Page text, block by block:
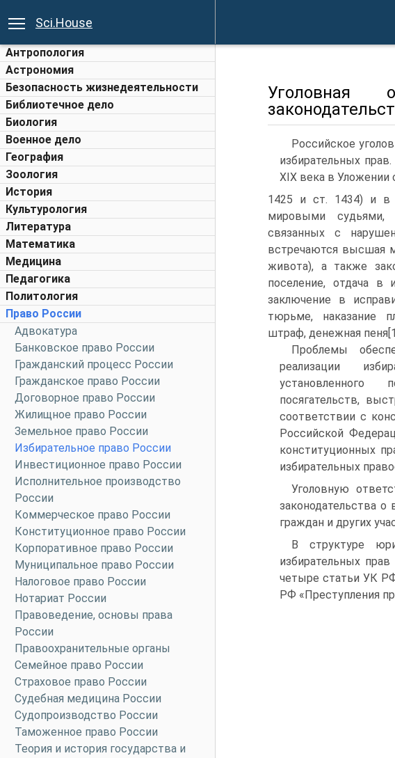
Sci.House
Антропология
Астрономия
Безопасность жизнедеятельности
Библиотечное дело
Биология
Военное дело
География
Зоология
История
Культурология
Литература
Математика
Медицина
Педагогика
Политология
Право России
Адвокатура
Банковское право России
Гражданский процесс России
Гражданское право России
Договорное право России
Жилищное право России
Земельное право России
Избирательное право России
Инвестиционное право России
Исполнительное производство
России
Коммерческое право России
Конституционное право России
Корпоративное право России
Муниципальное право России
Налоговое право России
Нотариат России
Правоведение, основы права
России
Правоохранительные органы
Семейное право России
Страховое право России
Судебная медицина России
Судопроизводство России
Таможенное право России
Теория и история государства и
Уголовная
Российское
избирательных
XIX века в Уложении
1425 и ст. 1434) и в
мировыми судьями,
связанных с
встречаются высшая
живота), а также
поселение, отдача в
заключение в
тюрьме, наказание
штраф, денежная
Проблемы
реализации
посягательств,
соответствии с
Российской
конституционных
избирательных
Уголовную
законодательства о
граждан и других
В структуре
избирательных
четыре статьи УК
РФ «Преступления